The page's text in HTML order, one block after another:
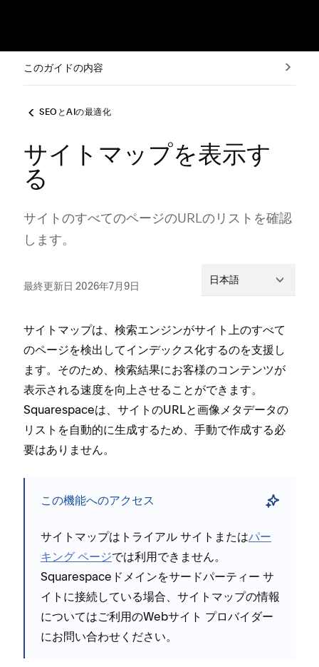
このガイドの内容
SEOとAIの最適化
サイトマップを表示す
る
サイトのすべてのペ⁠ージのURLのリストを確認
します⁠。
最終更新日 2026年7月9日 日本語
サイトマ⁠ップは⁠、検索エンジンがサイト上のすべて
のペ⁠ージを検出してインデ⁠ックス化するのを支援し
ます⁠。そのため⁠、検索結果にお客様のコンテンツが
表示される速度を向上させることができます⁠。
Squarespaceは⁠、サイトのURLと画像メタデ⁠ータの
リストを自動的に生成するため⁠、手動で作成する必
要はありません⁠。
この機能へのアクセス
サイトマ⁠ップはトライアル サイトまたはパ⁠ー
キング ペ⁠ージでは利用できません⁠。
Squarespaceドメインをサ⁠ードパ⁠ーテ⁠ィ⁠ー サ
イトに接続している場合⁠、サイトマ⁠ップの情報
についてはご利用のWebサイト プロバイダ⁠ー
にお問い合わせください⁠。